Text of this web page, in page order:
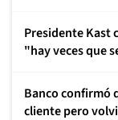
Presidente Kast
"hay veces que
Banco confirmó
cliente pero